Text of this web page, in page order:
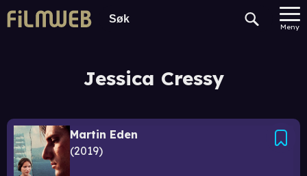
Meny
Jessica Cressy
Martin Eden
2019